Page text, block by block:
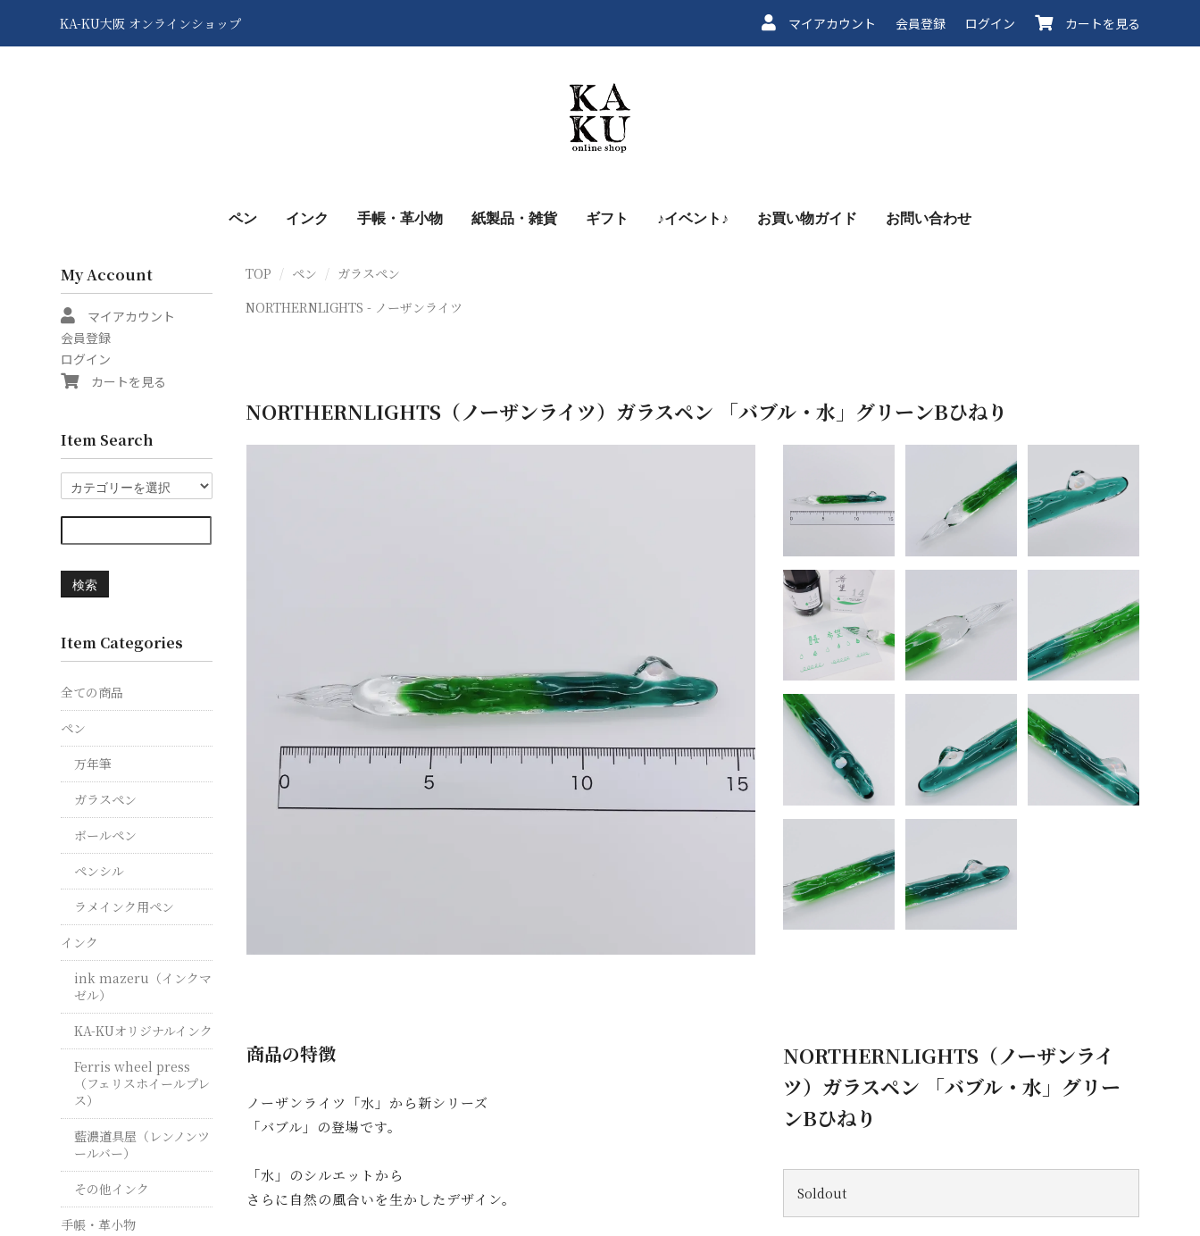
KA-KU大阪 オンラインショップ マイアカウント 会員登録 ログイン カートを見る
ペン インク 手帳・革小物 紙製品・雑貨 ギフト ♪イベント♪ お買い物ガイド お問い合わせ
TOP ペン
ガラスペン
NORTHERNLIGHTS - ノーザンライツ
NORTHERNLIGHTS（ノーザンライツ）ガラスペン 「バブル・水」グリーンBひねり
商品の特徴
ノーザンライツ「水」から新シリーズ
「バブル」の登場です。
「水」のシルエットから
さらに自然の風合いを生かしたデザイン。
NORTHERNLIGHTS（ノーザンライ
ツ）ガラスペン 「バブル・水」グリー
ンBひねり
Soldout
My Account
マイアカウント
会員登録
ログイン
カートを見る
Item Search
検索
Item Categories
全ての商品
ペン
万年筆
ガラスペン
ボールペン
ペンシル
ラメインク用ペン
インク
ink mazeru（インクマ
ゼル）
KA-KUオリジナルインク
Ferris wheel press
（フェリスホイールプレ
ス）
藍濃道具屋（レンノンツ
ールバー）
その他インク
手帳・革小物